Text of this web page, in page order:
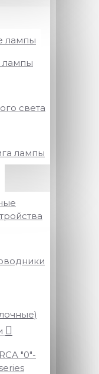
лампы
лампы
света
лампы
RCA "0"-
series